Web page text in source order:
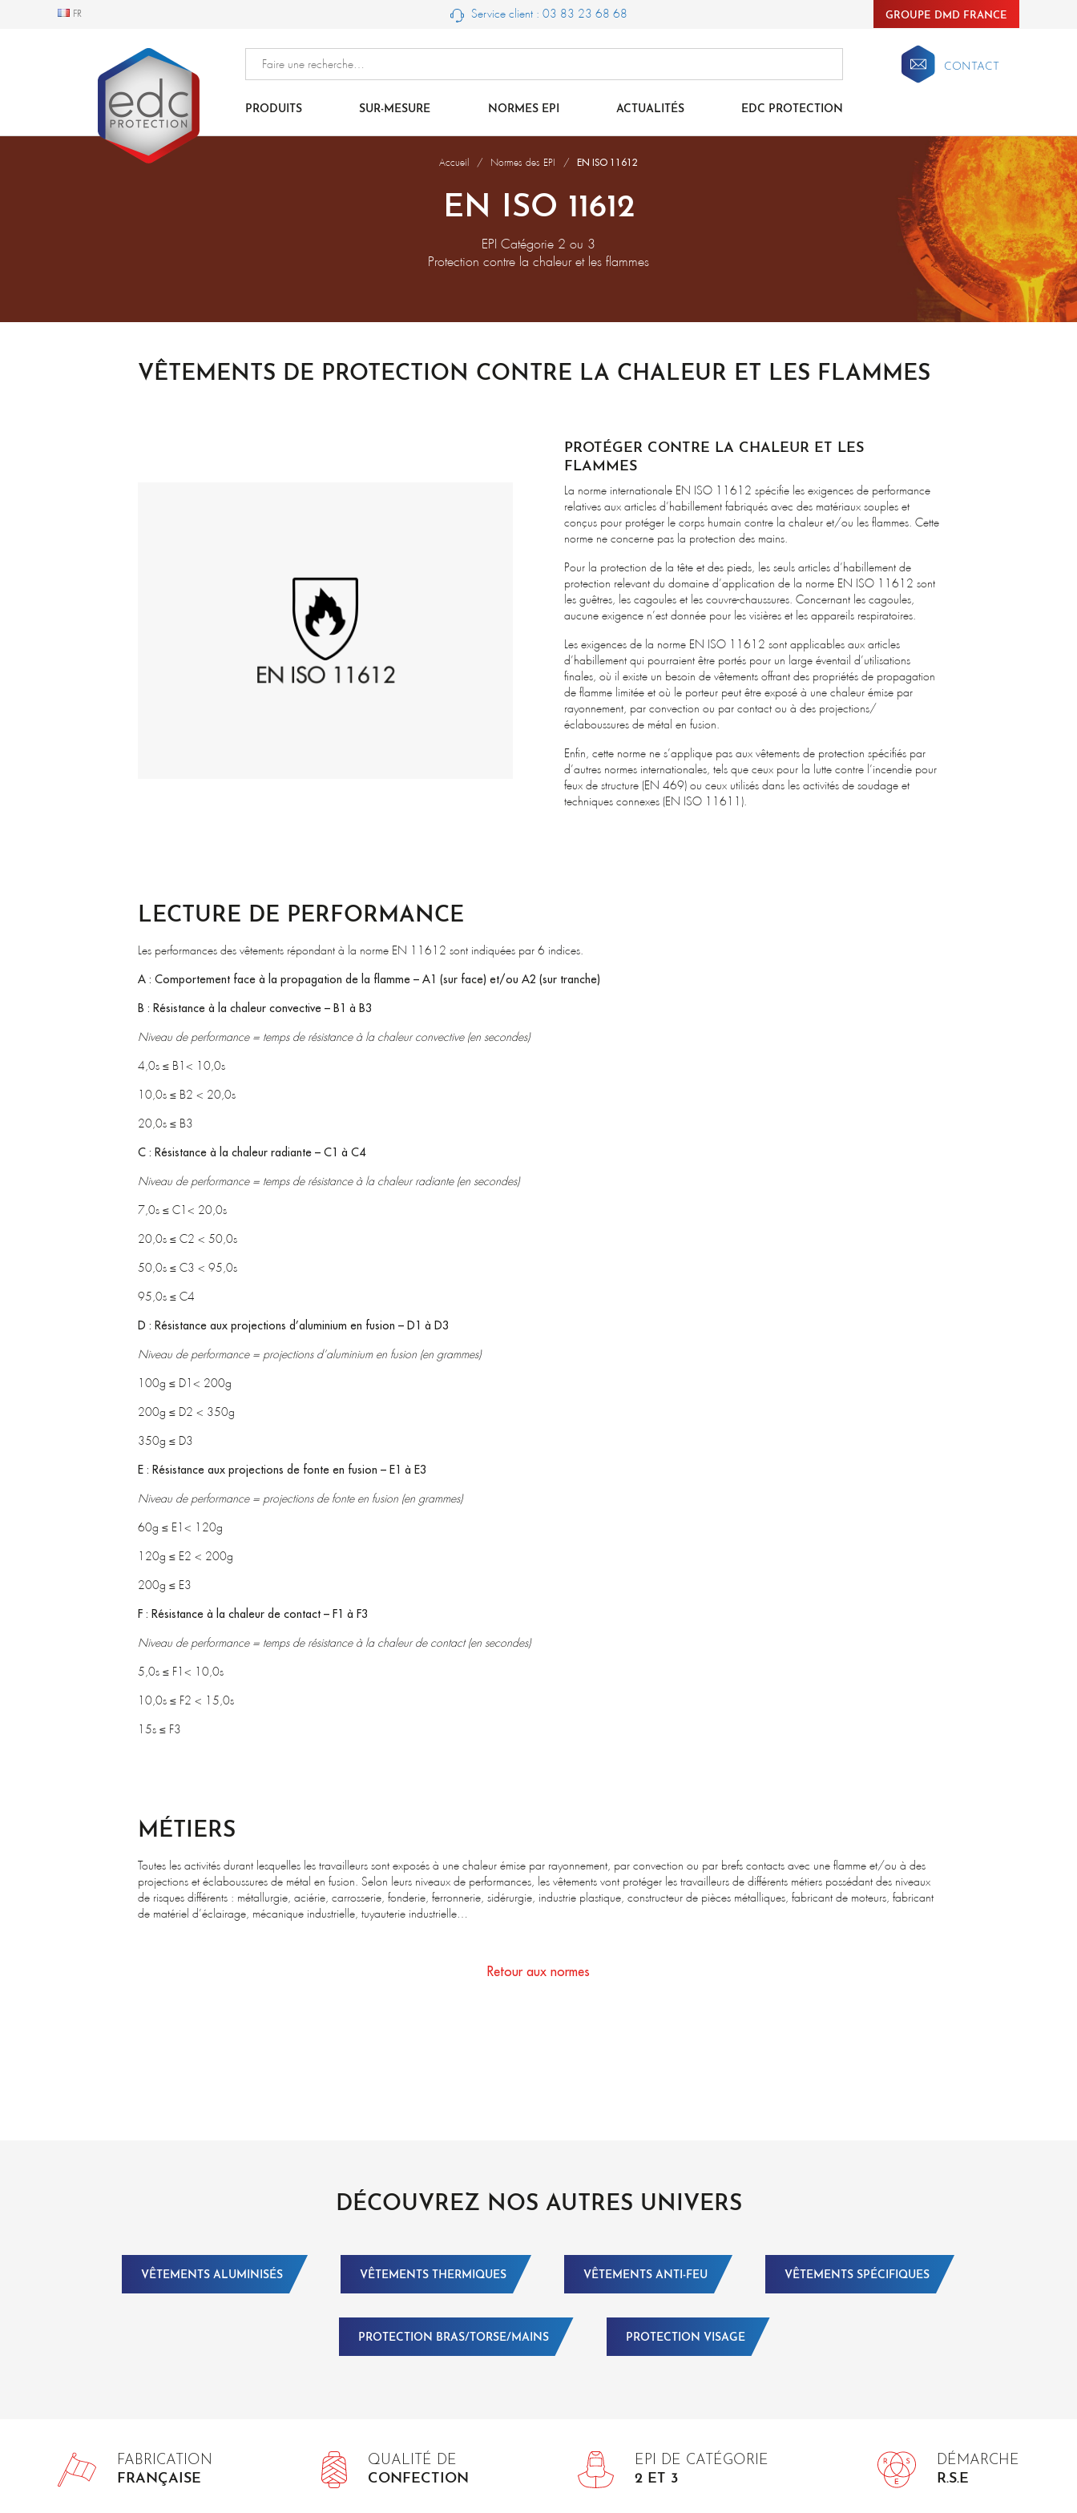
FR
FR Service client : 03 83 23 68 68 GROUPE DMD FRANCE
CONTACT
PRODUITS SUR-MESURE NORMES EPI ACTUALITÉS EDC PROTECTION
Accueil Normes des EPI EN ISO 11612
EN ISO 11612
EPI Catégorie 2 ou 3
Protection contre la chaleur et les flammes
VÊTEMENTS DE PROTECTION CONTRE LA CHALEUR ET LES FLAMMES
PROTÉGER CONTRE LA CHALEUR ET LES
FLAMMES
La norme internationale EN ISO 11612 spécifie les exigences de performance
relatives aux articles d’habillement fabriqués avec des matériaux souples et
conçus pour protéger le corps humain contre la chaleur et/ou les flammes. Cette
norme ne concerne pas la protection des mains.
Pour la protection de la tête et des pieds, les seuls articles d’habillement de
protection relevant du domaine d’application de la norme EN ISO 11612 sont
les guêtres, les cagoules et les couvre-chaussures. Concernant les cagoules,
aucune exigence n’est donnée pour les visières et les appareils respiratoires.
Les exigences de la norme EN ISO 11612 sont applicables aux articles
d’habillement qui pourraient être portés pour un large éventail d’utilisations
finales, où il existe un besoin de vêtements offrant des propriétés de propagation
de flamme limitée et où le porteur peut être exposé à une chaleur émise par
rayonnement, par convection ou par contact ou à des projections/
éclaboussures de métal en fusion.
Enfin, cette norme ne s’applique pas aux vêtements de protection spécifiés par
d’autres normes internationales, tels que ceux pour la lutte contre l’incendie pour
feux de structure (EN 469) ou ceux utilisés dans les activités de soudage et
techniques connexes (EN ISO 11611).
LECTURE DE PERFORMANCE
Les performances des vêtements répondant à la norme EN 11612 sont indiquées par 6 indices.
A : Comportement face à la propagation de la flamme – A1 (sur face) et/ou A2 (sur tranche)
B : Résistance à la chaleur convective – B1 à B3
Niveau de performance = temps de résistance à la chaleur convective (en secondes)
4,0s ≤ B1< 10,0s
10,0s ≤ B2 < 20,0s
20,0s ≤ B3
C : Résistance à la chaleur radiante – C1 à C4
Niveau de performance = temps de résistance à la chaleur radiante (en secondes)
7,0s ≤ C1< 20,0s
20,0s ≤ C2 < 50,0s
50,0s ≤ C3 < 95,0s
95,0s ≤ C4
D : Résistance aux projections d’aluminium en fusion – D1 à D3
Niveau de performance = projections d’aluminium en fusion (en grammes)
100g ≤ D1< 200g
200g ≤ D2 < 350g
350g ≤ D3
E : Résistance aux projections de fonte en fusion – E1 à E3
Niveau de performance = projections de fonte en fusion (en grammes)
60g ≤ E1< 120g
120g ≤ E2 < 200g
200g ≤ E3
F : Résistance à la chaleur de contact – F1 à F3
Niveau de performance = temps de résistance à la chaleur de contact (en secondes)
5,0s ≤ F1< 10,0s
10,0s ≤ F2 < 15,0s
15s ≤ F3
MÉTIERS
Toutes les activités durant lesquelles les travailleurs sont exposés à une chaleur émise par rayonnement, par convection ou par brefs contacts avec une flamme et/ou à des
projections et éclaboussures de métal en fusion. Selon leurs niveaux de performances, les vêtements vont protéger les travailleurs de différents métiers possédant des niveaux
de risques différents : métallurgie, aciérie, carrosserie, fonderie, ferronnerie, sidérurgie, industrie plastique, constructeur de pièces métalliques, fabricant de moteurs, fabricant
de matériel d’éclairage, mécanique industrielle, tuyauterie industrielle…
Retour aux normes
DÉCOUVREZ NOS AUTRES UNIVERS
VÊTEMENTS ALUMINISÉS VÊTEMENTS THERMIQUES VÊTEMENTS ANTI-FEU VÊTEMENTS SPÉCIFIQUES
PROTECTION BRAS/TORSE/MAINS PROTECTION VISAGE
FABRICATION
FRANÇAISE
QUALITÉ DE
CONFECTION
EPI DE CATÉGORIE
2 ET 3
DÉMARCHE
R.S.E